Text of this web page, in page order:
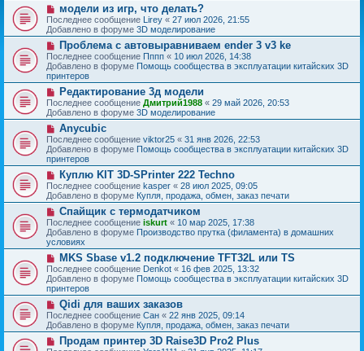
Н
о
в
о
с
о
о
б
щ
е
н
и
е
модели из игр, что делать?
Последнее сообщение Lirey « 27 июл 2026, 21:55
Добавлено в форуме 3D моделирование
Н
о
в
о
е
о
о
б
щ
е
н
и
е
Проблема с автовыравниваем ender 3 v3 ke
Последнее сообщение Пппп « 10 июл 2026, 14:38
Добавлено в форуме Помощь сообщества в эксплуатации китайских 3D
принтеров
Н
о
в
о
е
с
о
о
б
щ
е
н
и
е
Редактирование 3д модели
Последнее сообщение Дмитрий1988 « 29 май 2026, 20:53
Добавлено в форуме 3D моделирование
Н
о
в
о
е
о
о
б
щ
е
н
и
е
Anycubic
Последнее сообщение viktor25 « 31 янв 2026, 22:53
Добавлено в форуме Помощь сообщества в эксплуатации китайских 3D
принтеров
Н
о
в
о
е
с
о
о
б
щ
е
н
и
е
Куплю KIT 3D-SPrinter 222 Techno
Последнее сообщение kasper « 28 июл 2025, 09:05
Добавлено в форуме Купля, продажа, обмен, заказ печати
Н
о
в
о
е
о
о
б
щ
е
н
и
е
Спайщик с термодатчиком
Последнее сообщение iskurt « 10 мар 2025, 17:38
Добавлено в форуме Производство прутка (филамента) в домашних
условиях
Н
о
в
о
е
с
о
о
б
щ
MKS Sbase v1.2 подключение TFT32L или TS
Последнее сообщение Denkot « 16 фев 2025, 13:32
Добавлено в форуме Помощь сообщества в эксплуатации китайских 3D
принтеров
Н
о
в
о
Qidi для ваших заказов
Последнее сообщение Сан « 22 янв 2025, 09:14
Добавлено в форуме Купля, продажа, обмен, заказ печати
Н
о
Продам принтер 3D Raise3D Pro2 Plus